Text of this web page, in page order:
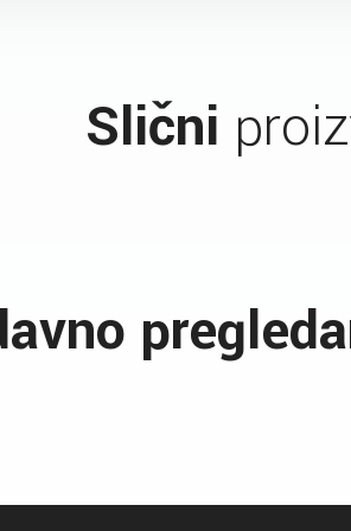
Slični